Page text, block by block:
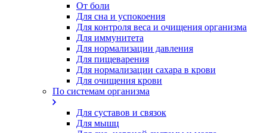
От боли
Для сна и успокоения
Для контроля веса и очищения организма
Для иммунитета
Для нормализации давления
Для пищеварения
Для нормализации сахара в крови
Для очищения крови
По системам организма
Для суставов и связок
Для мышц